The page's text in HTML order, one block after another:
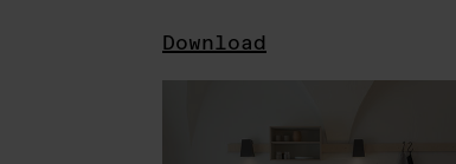
Download